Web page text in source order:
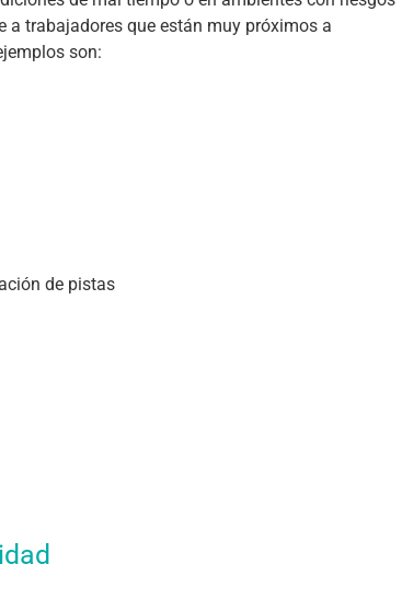
a trabajadores que están muy próximos a
son:
de pistas